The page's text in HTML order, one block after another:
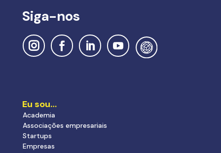
Siga-nos
Eu sou…
Academia
Associações empresariais
Startups
Empresas